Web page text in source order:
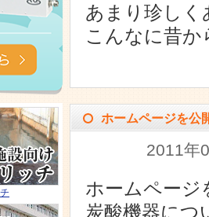
あまり珍しく
こんなに昔
ホームページを公
2011年
ホームページ
炭酸機器につ